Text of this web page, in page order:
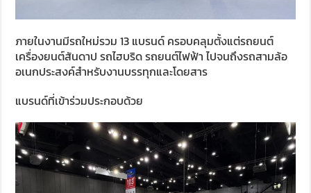
ภายในงานมีรถใหม่รวม 13 แบรนด์ ครอบคลุมตั้งแต่รถยนต์
เครื่องยนต์สันดาป รถไฮบริด รถยนต์ไฟฟ้า ไปจนถึงรถสามล้อ
อเนกประสงค์สำหรับงานบรรทุกและโดยสาร
แบรนด์ที่เข้าร่วมประกอบด้วย